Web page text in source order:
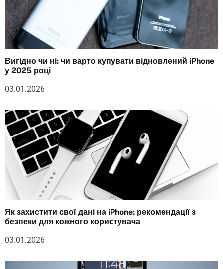
Вигідно чи ні: чи варто купувати відновлений iPhone
у 2025 році
03.01.2026
Як захистити свої дані на iPhone: рекомендації з
безпеки для кожного користувача
03.01.2026